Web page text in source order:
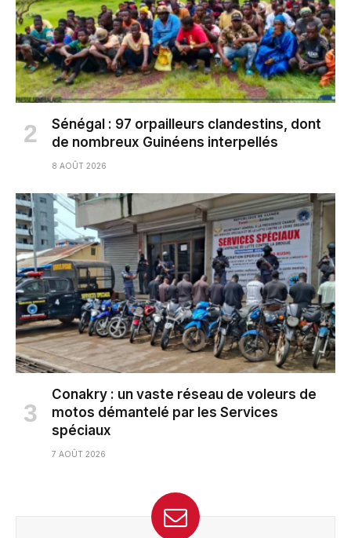
Sénégal : 97 orpailleurs clandestins, dont
de nombreux Guinéens interpellés
8 AOÛT 2026
Conakry : un vaste réseau de voleurs de
motos démantelé par les Services
spéciaux
7 AOÛT 2026